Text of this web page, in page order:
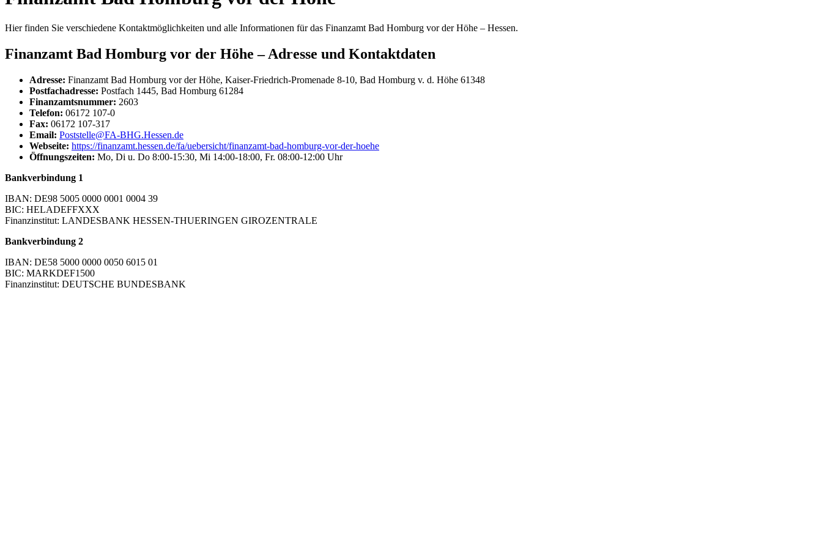
Hier finden Sie verschiedene Kontaktmöglichkeiten und alle Informationen für das Finanzamt Bad Homburg vor der Höhe – Hessen.
Finanzamt Bad Homburg vor der Höhe – Adresse und Kontaktdaten
Adresse: Finanzamt Bad Homburg vor der Höhe, Kaiser-Friedrich-Promenade 8-10, Bad Homburg v. d. Höhe 61348
Postfachadresse: Postfach 1445, Bad Homburg 61284
Finanzamtsnummer: 2603
Telefon: 06172 107-0
Fax: 06172 107-317
Email: Poststelle@FA-BHG.Hessen.de
Webseite: https://finanzamt.hessen.de/fa/uebersicht/finanzamt-bad-homburg-vor-der-hoehe
Öffnungszeiten: Mo, Di u. Do 8:00-15:30, Mi 14:00-18:00, Fr. 08:00-12:00 Uhr
Bankverbindung 1
IBAN: DE98 5005 0000 0001 0004 39
BIC: HELADEFFXXX
Finanzinstitut: LANDESBANK HESSEN-THUERINGEN GIROZENTRALE
Bankverbindung 2
IBAN: DE58 5000 0000 0050 6015 01
BIC: MARKDEF1500
Finanzinstitut: DEUTSCHE BUNDESBANK